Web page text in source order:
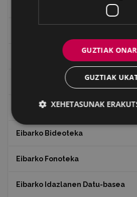
"Gure Herria" aldizkaria
Txostenak eta dokumentuak
EXFIBAR
Eibarko Bideoteka
Eibarko Fonoteka
Eibarko Idazlanen Datu-basea
GUZTIAK
GUZTIAK
XEHETASUNAK